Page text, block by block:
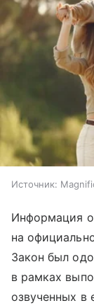
Источник:
Информация
на
Закон был
в рамках
озвученных в